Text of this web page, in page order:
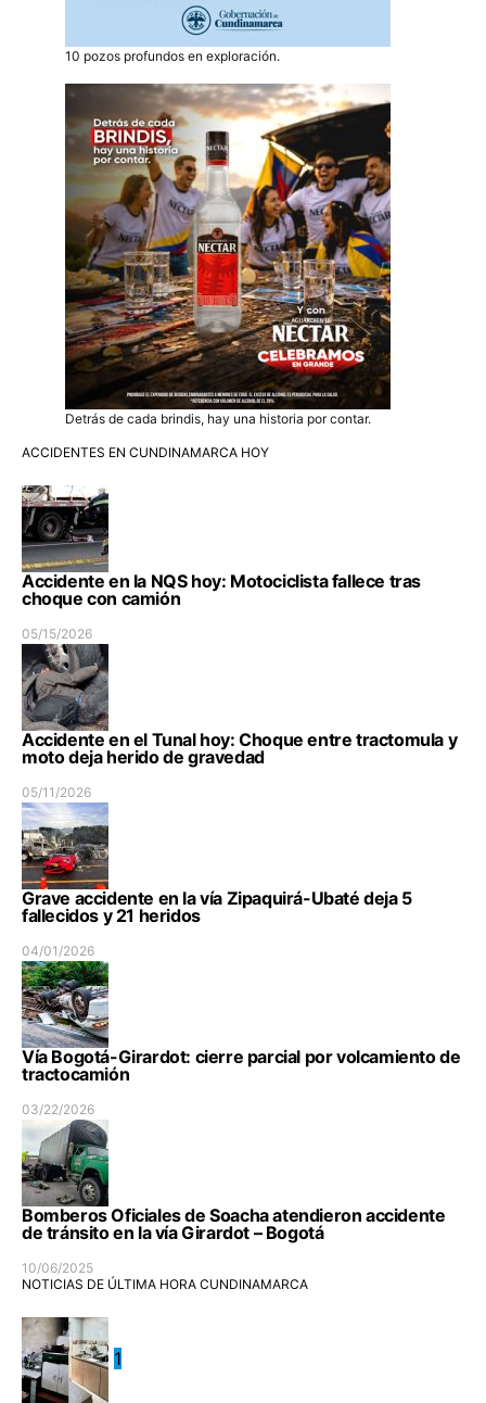
10 pozos profundos en exploración.
Detrás de cada brindis, hay una historia por contar.
ACCIDENTES EN CUNDINAMARCA HOY
Accidente en la NQS hoy: Motociclista fallece tras
choque con camión
05/15/2026
Accidente en el Tunal hoy: Choque entre tractomula y
moto deja herido de gravedad
05/11/2026
Grave accidente en la vía Zipaquirá-Ubaté deja 5
fallecidos y 21 heridos
04/01/2026
Vía Bogotá-Girardot: cierre parcial por volcamiento de
tractocamión
03/22/2026
Bomberos Oficiales de Soacha atendieron accidente
de tránsito en la vía Girardot – Bogotá
10/06/2025
NOTICIAS DE ÚLTIMA HORA CUNDINAMARCA
1